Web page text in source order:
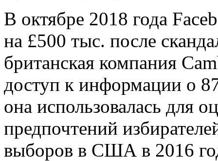
В октябре 2018 года
на £500 тыс. после
британская компания
доступ к информации о
она использовала​сь для
предпочтений
выборов в США в 2016